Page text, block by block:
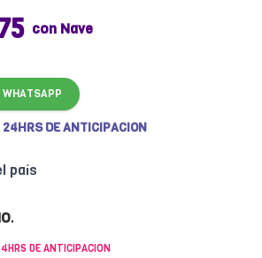
con Nave
WHATSAPP
24HRS DE ANTICIPACION
país
.
DE ANTICIPACION